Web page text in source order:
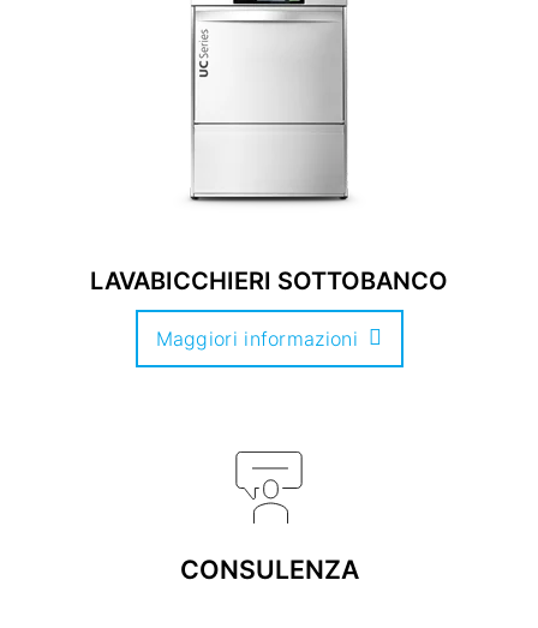
LAVABICCHIERI SOTTOBANCO
Maggiori informazioni
CONSULENZA